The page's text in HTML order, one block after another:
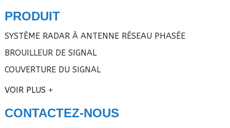
PRODUIT
SYSTÈME RADAR À ANTENNE RÉSEAU PHASÉE
BROUILLEUR DE SIGNAL
COUVERTURE DU SIGNAL
VOIR PLUS
CONTACTEZ-NOUS